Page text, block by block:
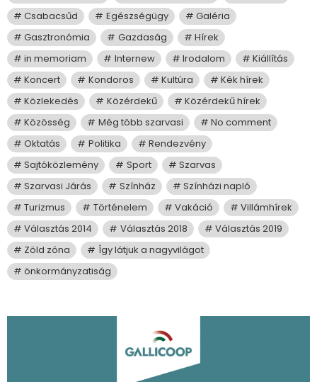
Csabacsűd
Egészségügy
Galéria
Gasztronómia
Gazdaság
Hírek
in memoriam
Internew Irodalom
Kiállítás
Koncert
Kondoros Kultúra
Kék hírek
Közlekedés
Közérdekű
Közérdekű hírek
Közösség
Még több szarvasi
No comment
Oktatás
Politika
Rendezvény
Sajtóközlemény
Sport
Szarvas
Szarvasi Járás
Színház
Színházi napló
Turizmus
Történelem Vakáció
Villámhírek
Választás 2014
Választás 2018
Választás 2019
Zöld zóna
Így látjuk a nagyvilágot
önkormányzatiság